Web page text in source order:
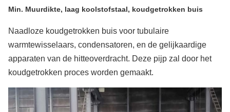
Min. Muurdikte, laag koolstofstaal, koudgetrokken buis
Naadloze koudgetrokken buis voor tubulaire
warmtewisselaars, condensatoren, en de gelijkaardige
apparaten van de hitteoverdracht. Deze pijp zal door het
koudgetrokken proces worden gemaakt.